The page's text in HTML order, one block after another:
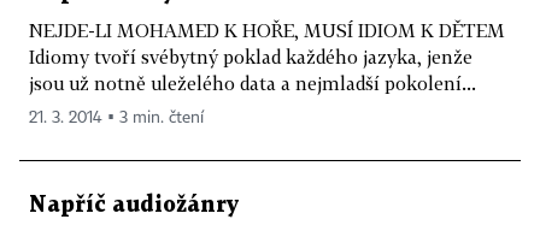
NEJDE-LI MOHAMED K HOŘE, MUSÍ IDIOM K DĚTEM
Idiomy tvoří svébytný poklad každého jazyka, jenže
jsou už notně uleželého data a nejmladší pokolení...
21. 3. 2014 ▪ 3 min. čtení
Napříč audiožánry